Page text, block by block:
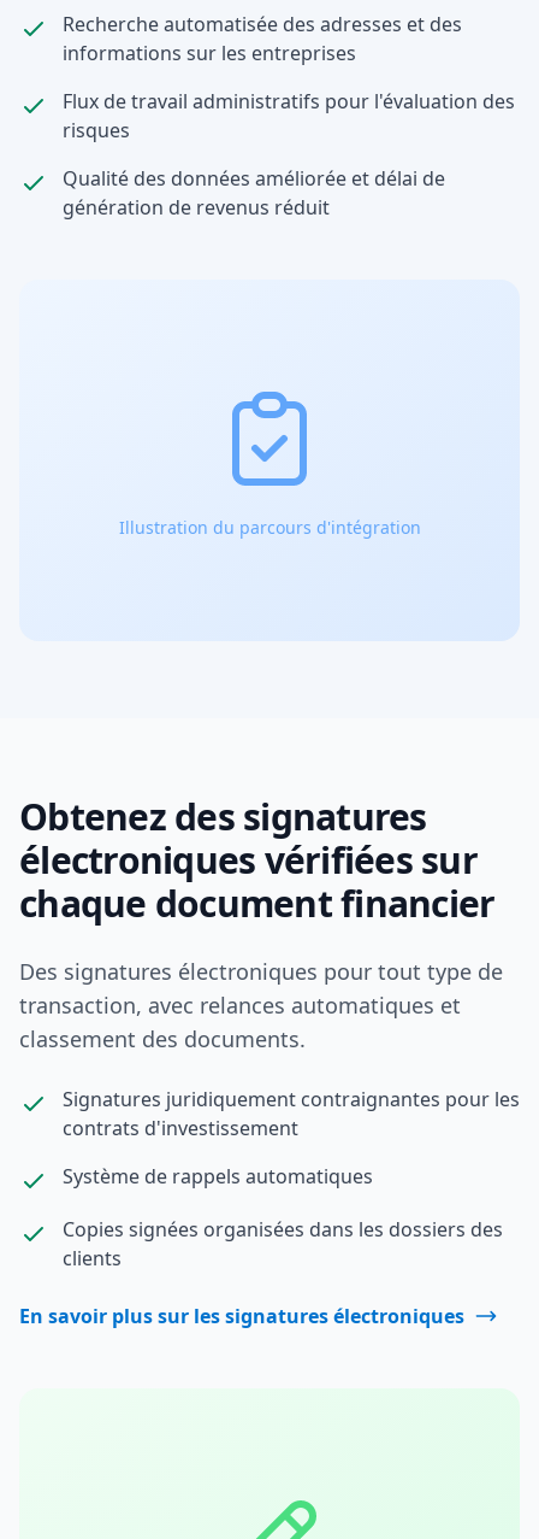
Recherche automatisée des adresses et des
informations sur les entreprises
Flux de travail administratifs pour l'évaluation des
risques
Qualité des données améliorée et délai de
génération de revenus réduit
Illustration du parcours d'intégration
Obtenez des signatures
électroniques vérifiées sur
chaque document financier
Des signatures électroniques pour tout type de
transaction, avec relances automatiques et
classement des documents.
Signatures juridiquement contraignantes pour les
contrats d'investissement
Système de rappels automatiques
Copies signées organisées dans les dossiers des
clients
En savoir plus sur les signatures électroniques